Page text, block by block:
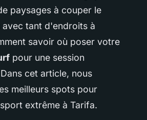
paysages à couper le
avec tant d'endroits à
savoir où poser votre
pour une session
cet article, nous
meilleurs spots pour
extrême à Tarifa.